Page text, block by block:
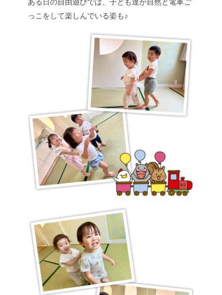
ある日の自由遊びでは、子ども達が自然と電車ご
っこをして楽しんでいる姿も♪